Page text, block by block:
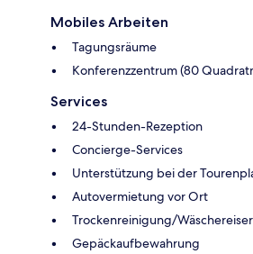
Mobiles Arbeiten
Tagungsräume
Konferenzzentrum (80
Services
24-Stunden-Rezeption
Concierge-Services
Unterstützung bei der
Autovermietung vor Ort
Trockenreinigung/
Gepäckaufbewahrung